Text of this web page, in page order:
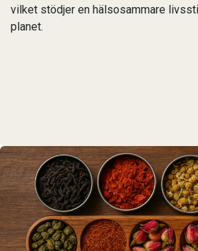
vilket stödjer en hälsosammare
planet.